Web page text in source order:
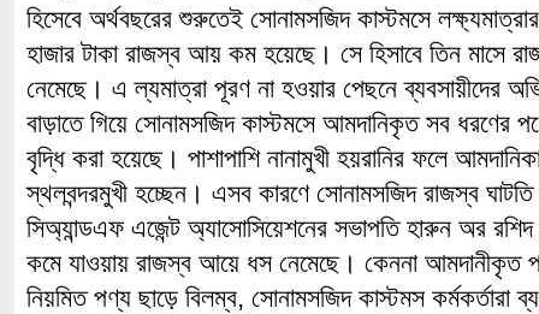
হিসেবে অর্থবছরের শুরুতেই সোনামসজিদ কাস্টমসে
হাজার টাকা রাজস্ব আয় কম হয়েছে। সে হিসাবে তিন মাসে
নেমেছে। এ ল্যমাত্রা পূরণ না হওয়ার পেছনে ব্যবসায়ীদের
বাড়াতে গিয়ে সোনামসজিদ কাস্টমসে আমদানিকৃত সব ধরণের
বৃদ্ধি করা হয়েছে। পাশাপাশি নানামুখী হয়রানির ফলে
স্থলবন্দরমুখী হচ্ছেন। এসব কারণে সোনামসজিদ রাজস্ব
সিঅ্যান্ডএফ এজেন্ট অ্যাসোসিয়েশনের সভাপতি হারুন অর রশিদ
কমে যাওয়ায় রাজস্ব আয়ে ধস নেমেছে। কেননা আমদানীকৃত
নিয়মিত পণ্য ছাড়ে বিলম্ব, সোনামসজিদ কাস্টমস কর্মকর্তারা